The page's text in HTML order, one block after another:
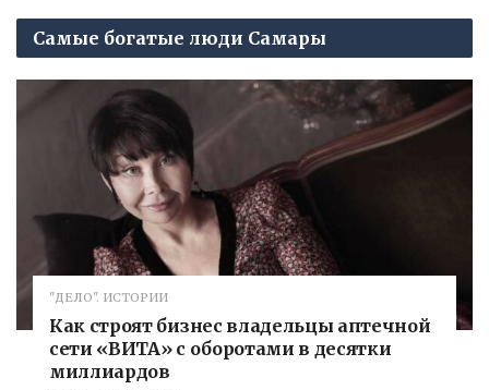
Самые богатые люди Самары
"ДЕЛО". ИСТОРИИ
Как строят бизнес владельцы аптечной
сети «ВИТА» с оборотами в десятки
миллиардов